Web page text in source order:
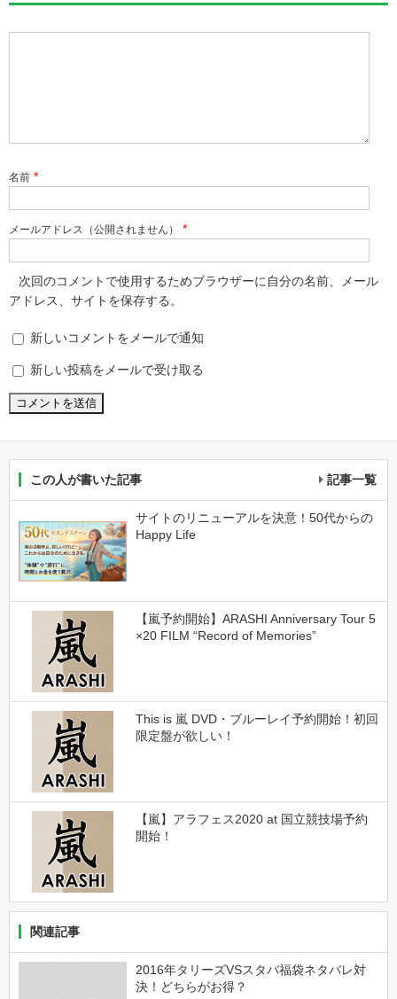
名前 *
メールアドレス（公開されません） *
次回のコメントで使用するためブラウザーに自分の名前、メール
アドレス、サイトを保存する。
新しいコメントをメールで通知
新しい投稿をメールで受け取る
この人が書いた記事 記事一覧
サイトのリニューアルを決意！50代からの
Happy Life
【嵐予約開始】ARASHI Anniversary Tour 5
×20 FILM “Record of Memories”
This is 嵐 DVD・ブルーレイ予約開始！初回
限定盤が欲しい！
【嵐】アラフェス2020 at 国立競技場予約
開始！
関連記事
2016年タリーズVSスタバ福袋ネタバレ対
決！どちらがお得？